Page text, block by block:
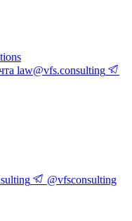
law@vfs.consulting
@vfsconsulting